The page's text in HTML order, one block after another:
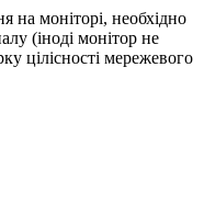
на моніторі, необхідно
(іноді монітор не
цілісності мережевого